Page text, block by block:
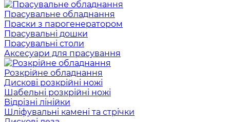
Прасувальне обладнання
Праски з парогенератором
Прасувальні дошки
Прасувальні столи
Аксесуари для прасування
Розкрійне обладнання
Дискові розкрійні ножі
Шабельні розкрійні ножі
Відрізні лінійки
Шліфувальні камені та стрічки